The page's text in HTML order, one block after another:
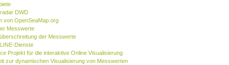
DWD
von OpenSeaMap.org
Messwerte
der Messwerte
Dienste
Projekt für die interaktive Online Visualisierung
zur dynamischen Visualisierung von Messwerten